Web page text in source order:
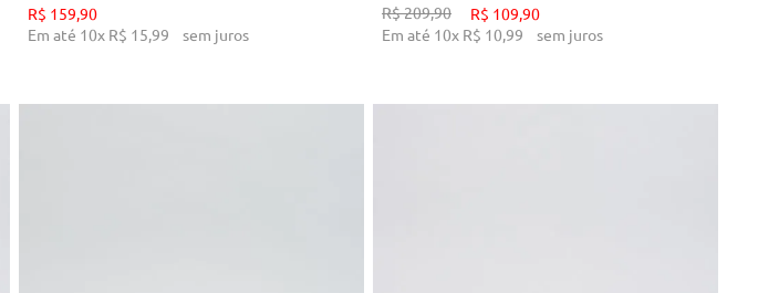
R$ 159 90
Em até 10x R$ 15 99 sem juros
R$209,90 R$ 109 90
Em até 10x R$ 10 99 sem juros